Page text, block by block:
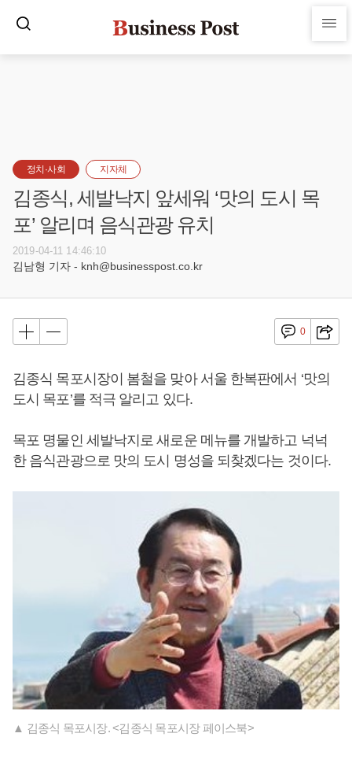
정치·사회 지자체
김종식, 세발낙지 앞세워 ‘맛의 도시 목
포’ 알리며 음식관광 유치
2019-04-11 14:46:10
김남형 기자 - knh@businesspost.co.kr
0
김종식 목포시장이 봄철을 맞아 서울 한복판에서 ‘맛의
도시 목포’를 적극 알리고 있다.
목포 명물인 세발낙지로 새로운 메뉴를 개발하고 넉넉
한 음식관광으로 맛의 도시 명성을 되찾겠다는 것이다.
▲ 김종식 목포시장. <김종식 목포시장 페이스북>